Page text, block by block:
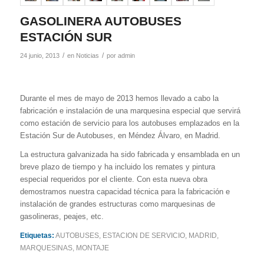
GASOLINERA AUTOBUSES
ESTACIÓN SUR
24 junio, 2013 / en Noticias / por admin
Durante el mes de mayo de 2013 hemos llevado a cabo la
fabricación e instalación de una marquesina especial que servirá
como estación de servicio para los autobuses emplazados en la
Estación Sur de Autobuses, en Méndez Álvaro, en Madrid.
La estructura galvanizada ha sido fabricada y ensamblada en un
breve plazo de tiempo y ha incluido los remates y pintura
especial requeridos por el cliente. Con esta nueva obra
demostramos nuestra capacidad técnica para la fabricación e
instalación de grandes estructuras como marquesinas de
gasolineras, peajes, etc.
Etiquetas: AUTOBUSES, ESTACION DE SERVICIO, MADRID
MARQUESINAS, MONTAJE